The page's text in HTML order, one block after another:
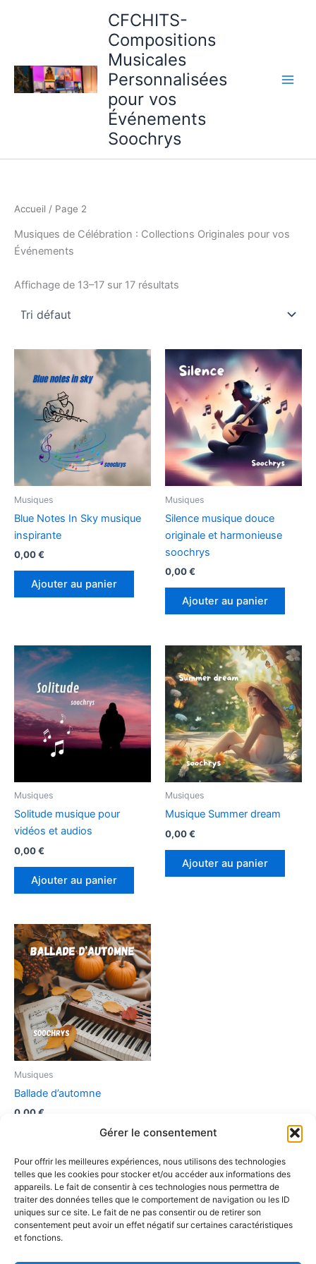
Gérer le consentement
Pour offrir les meilleures expériences, nous utilisons des technologies
telles que les cookies pour stocker et/ou accéder aux informations des
appareils. Le fait de consentir à ces technologies nous permettra de
traiter des données telles que le comportement de navigation ou les ID
uniques sur ce site. Le fait de ne pas consentir ou de retirer son
consentement peut avoir un effet négatif sur certaines caractéristiques
et fonctions.
CFCHITS-
Compositions
Musicales
Personnalisées
pour vos
Événements
Soochrys
Accueil / Page 2
Musiques de Célébration : Collections Originales pour vos
Événements
Affichage de 13–17 sur 17 résultats
Musiques
Blue Notes In Sky musique
inspirante
0,00€
Ajouter au panier
Musiques
Silence musique douce
originale et harmonieuse
soochrys
0,00€
Ajouter au panier
Musiques
Solitude musique pour
vidéos et audios
0,00€
Ajouter au panier
Musiques
Musique Summer dream
0,00€
Ajouter au panier
Musiques
Ballade d’automne
0,00€
← 1 2